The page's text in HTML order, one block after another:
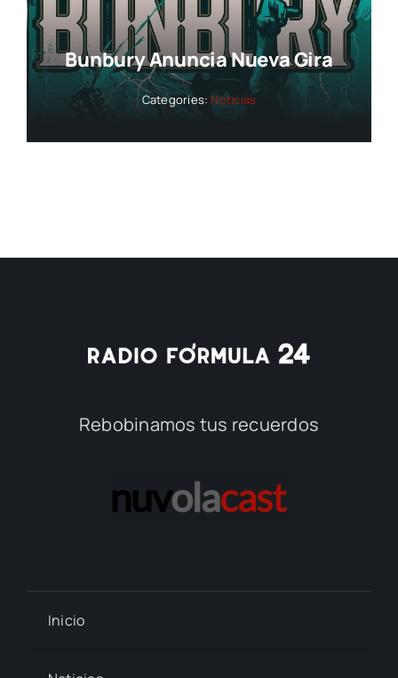
Bunbury Anuncia Nueva Gira
Categories: Noticias
Rebobinamos tus recuerdos
Inicio